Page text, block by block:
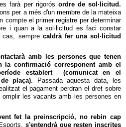
farà per rigorós ordre de sol·licitud.
per a més d'un membre de la mateixa
compte el primer registre per determinar
i quan a la sol·licitud es faci constar
cas, sempre caldrà fer una sol·licitud
amb les persones que tenen
la confirmació corresponent amb el
establert (comunicat en el
plaça). Passada aquesta data, les
el pagament perdran el dret sobre
les vacants amb les persones en
fet la preinscripció, no rebin cap
s'entendrà que resten inscrites